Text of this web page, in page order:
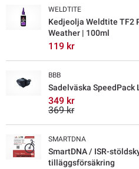
WELDTITE
Kedjeolja Weldtite TF2
Weather | 100ml
119 kr
BBB
Sadelväska SpeedPack
349 kr
369 kr
SMARTDNA
SmartDNA / ISR-
tilläggsförsäkring